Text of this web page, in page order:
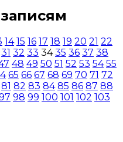
14 15 16 17 18 19 20 21 22
31 32 33 34 35 36 37 38
48 49 50 51 52 53 54 55
65 66 67 68 69 70 71 72
81 82 83 84 85 86 87 88
98 99 100 101 102 103